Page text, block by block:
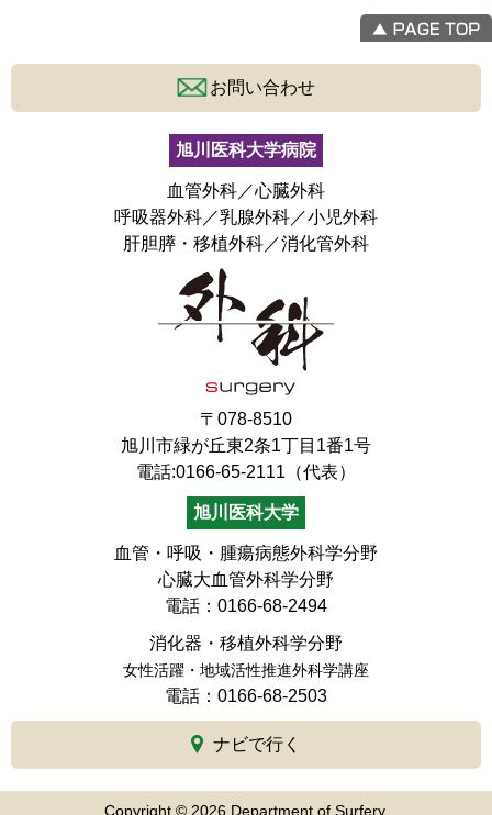
お問い合わせ
旭川医科大学病院
血管外科／心臓外科
呼吸器外科／乳腺外科／小児外科
肝胆膵・移植外科／消化管外科
〒078-8510
旭川市緑が丘東2条1丁目1番1号
電話:0166-65-2111（代表）
旭川医科大学
血管・呼吸・腫瘍病態外科学分野
心臓大血管外科学分野
電話：0166-68-2494
消化器・移植外科学分野
女性活躍・地域活性推進外科学講座
電話：0166-68-2503
ナビで行く
Copyright © 2026 Department of Surfery,